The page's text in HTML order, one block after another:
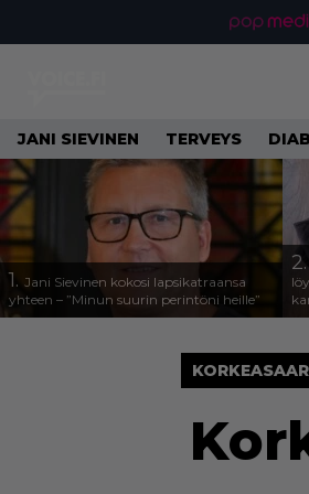
JANI SIEVINEN TERVEYS
1. Jani Sievinen kokosi lapsikatraansa
yhteen – ”Minun suurin perintöni heille”
2.